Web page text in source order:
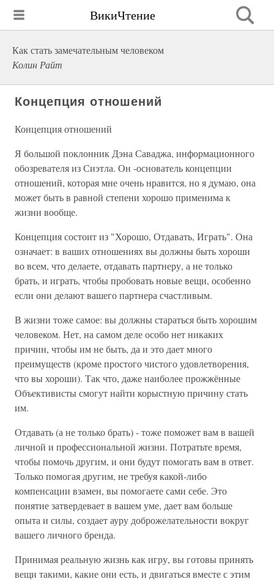
ВикиЧтение
Как стать замечательным человеком
Колин Райт
Концепция отношений
Концепция отношений
Я большой поклонник Дэна Саваджа, информационного
обозревателя из Сиэтла. Он -основатель концепции
отношений, которая мне очень нравится, но я думаю, она
может быть в равной степени хорошо применима к
жизни вообще.
Концепция состоит из "Хорошо, Отдавать, Играть". Она
означает: в ваших отношениях вы должны быть хороши
во всем, что делаете, отдавать партнеру, а не только
брать, и играть, чтобы пробовать новые вещи, особенно
если они делают вашего партнера счастливым.
В жизни тоже самое: вы должны стараться быть хорошим
человеком. Нет, на самом деле особо нет никаких
причин, чтобы им не быть, да и это дает много
преимуществ (кроме простого чистого удовлетворения,
что вы хороши). Так что, даже наиболее прожжённые
Объективисты смогут найти корыстную причину стать
им.
Отдавать (а не только брать) - тоже поможет вам в вашей
личной и профессиональной жизни. Потратьте время,
чтобы помочь другим, и они будут помогать вам в ответ.
Только помогая другим, не требуя какой-либо
компенсации взамен, вы помогаете сами себе. Это
понятие затвердевает в вашем уме, дает вам больше
опыта и силы, создает ауру доброжелательности вокруг
вашего личного бренда.
Принимая реальную жизнь как игру, вы готовы принять
вещи такими, какие они есть, и двигаться вместе с этим